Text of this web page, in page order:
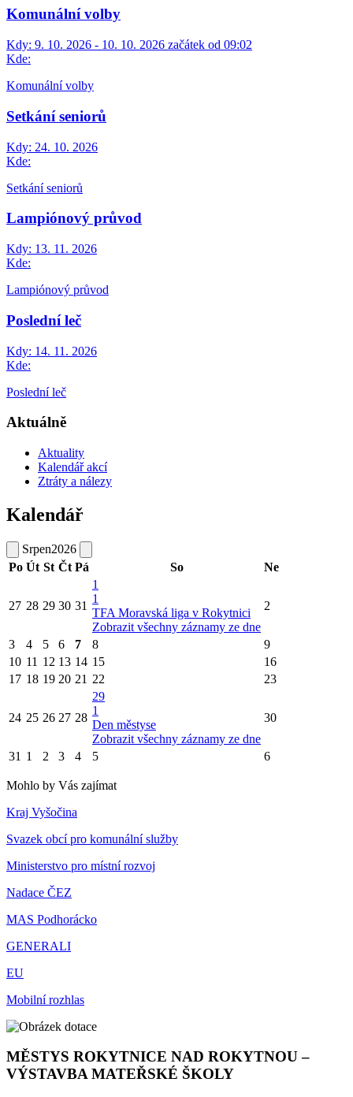
Komunální volby
Kdy: 9. 10. 2026 - 10. 10. 2026 začátek od 09:02
Kde:
Komunální volby
Setkání seniorů
Kdy: 24. 10. 2026
Kde:
Setkání seniorů
Lampiónový průvod
Kdy: 13. 11. 2026
Kde:
Lampiónový průvod
Poslední leč
Kdy: 14. 11. 2026
Kde:
Poslední leč
Aktuálně
Aktuality
Kalendář akcí
Ztráty a nálezy
Kalendář
Srpen2026
Po Út St Čt Pá So Ne
27 28 29 30 31
1
1
TFA Moravská liga v Rokytnici
Zobrazit všechny záznamy ze dne
2
3 4 5 6 7 8
9
10 11 12 13 14 15
16
17 18 19 20 21 22 23
24 25 26 27 28
29
1
Den městyse
Zobrazit všechny záznamy ze dne
30
31 1 2 3 4 5 6
Mohlo by Vás zajímat
Kraj Vyšočina
Svazek obcí pro komunální služby
Ministerstvo pro místní rozvoj
Nadace ČEZ
MAS Podhorácko
GENERALI
EU
Mobilní rozhlas
MĚSTYS ROKYTNICE NAD ROKYTNOU –
VÝSTAVBA MATEŘSKÉ ŠKOLY